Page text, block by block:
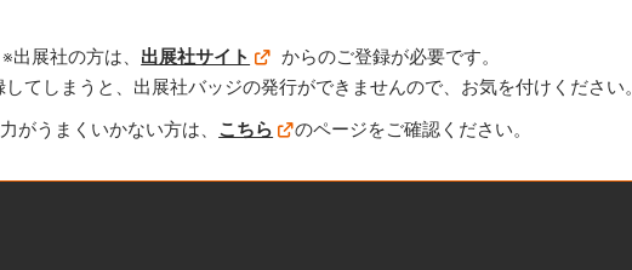
※出展社の方は、 出展社サイト
からのご登録が必要です。
てしまうと、出展社バッジの発行ができませんので、お気を付けください。
がうまくいかない方は、 こちら のページをご確認ください。